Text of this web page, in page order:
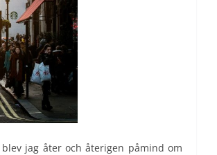
jag åter och återigen påmind om